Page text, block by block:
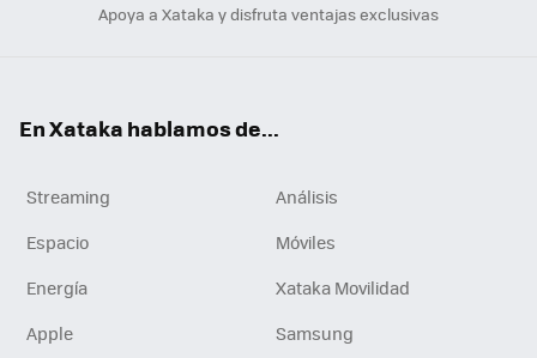
Apoya a Xataka y disfruta ventajas exclusivas
En Xataka hablamos de...
Streaming
Análisis
Espacio
Móviles
Energía
Xataka Movilidad
Apple
Samsung